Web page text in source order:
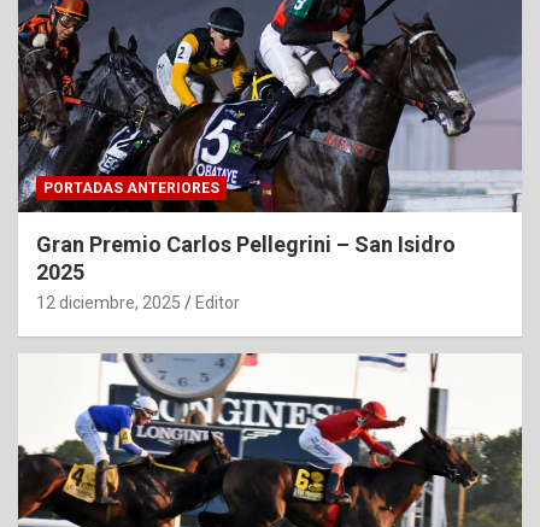
PORTADAS ANTERIORES
Gran Premio Carlos Pellegrini – San Isidro
2025
12 diciembre, 2025 Editor